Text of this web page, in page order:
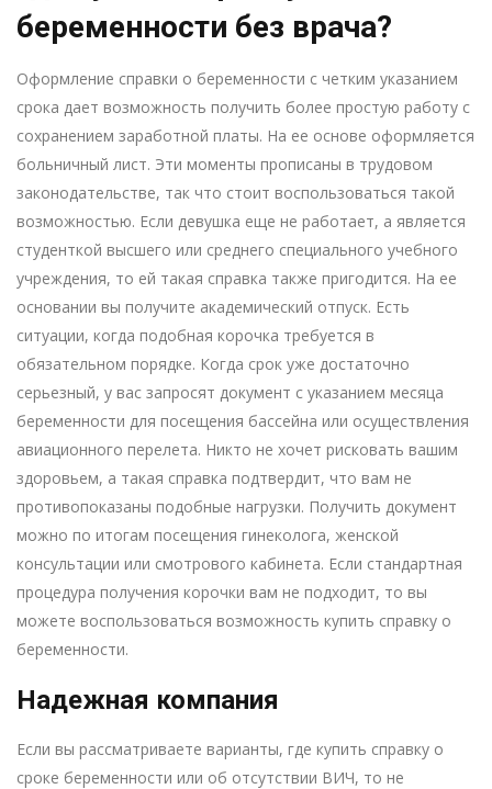
беременности без врача?
Оформление справки о беременности с четким указанием
срока дает возможность получить более простую работу с
сохранением заработной платы. На ее основе оформляется
больничный лист. Эти моменты прописаны в трудовом
законодательстве, так что стоит воспользоваться такой
возможностью. Если девушка еще не работает, а является
студенткой высшего или среднего специального учебного
учреждения, то ей такая справка также пригодится. На ее
основании вы получите академический отпуск. Есть
ситуации, когда подобная корочка требуется в
обязательном порядке. Когда срок уже достаточно
серьезный, у вас запросят документ с указанием месяца
беременности для посещения бассейна или осуществления
авиационного перелета. Никто не хочет рисковать вашим
здоровьем, а такая справка подтвердит, что вам не
противопоказаны подобные нагрузки. Получить документ
можно по итогам посещения гинеколога, женской
консультации или смотрового кабинета. Если стандартная
процедура получения корочки вам не подходит, то вы
можете воспользоваться возможность купить справку о
беременности.
Надежная компания
Если вы рассматриваете варианты, где купить справку о
сроке беременности или об отсутствии ВИЧ, то не